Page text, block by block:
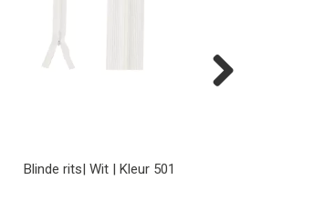
Blinde rits| Wit | Kleur 501